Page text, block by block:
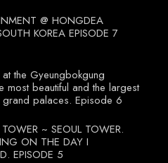
their local food. I
local food our Tourist
our tourist to learn.
@ HONGDEA
KOREA EPISODE 7
the Gyeungbokgung
most beautiful and the largest
palaces. Episode 6
~ SEOUL TOWER.
ON THE DAY I
EPISODE 5